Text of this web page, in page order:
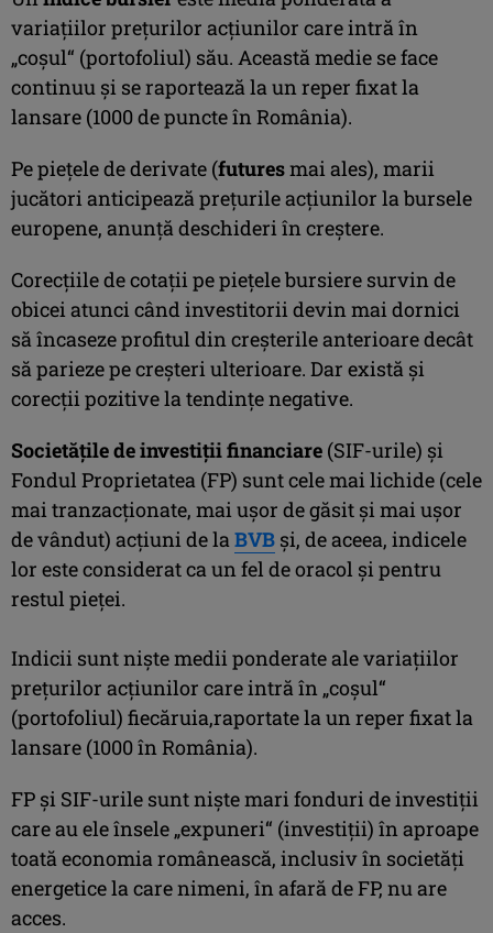
variaţiilor preţurilor acţiunilor care intră în
„coşul“ (portofoliul) său. Această medie se face
continuu şi se raportează la un reper fixat la
lansare (1000 de puncte în România).
Pe pieţele de derivate (futuresmai ales), marii
jucători anticipează preţurile acţiunilor la bursele
europene, anunţă deschideri în creştere.
Corecţiile de cotaţii pe pieţele bursiere survin de
obicei atunci când investitorii devin mai dornici
să încaseze profitul din creşterile anterioare decât
să parieze pe creşteri ulterioare. Dar există şi
corecţii pozitive la tendinţe negative.
Societăţile de investiţii financiare (SIF-urile) şi
Fondul Proprietatea (FP) sunt cele mai lichide (cele
mai tranzacţionate, mai uşor de găsit şi mai uşor
de vândut) acţiuni de laBVB şi, de aceea, indicele
lor este considerat ca un fel de oracol şi pentru
restul pieţei.
Indicii sunt nişte medii ponderate ale variaţiilor
preţurilor acţiunilor care intră în „coşul“
(portofoliul) fiecăruia,raportate la un reper fixat la
lansare (1000 în România).
FP şi SIF-urile sunt nişte mari fonduri de investiţii
care au ele însele „expuneri“ (investiţii) în aproape
toată economia românească, inclusiv în societăţi
energetice la care nimeni, în afară de FP, nu are
acces.